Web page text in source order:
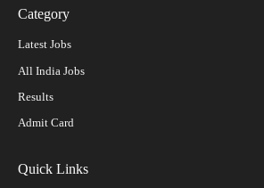
Category
Latest Jobs
All India Jobs
Results
Admit Card
Quick Links